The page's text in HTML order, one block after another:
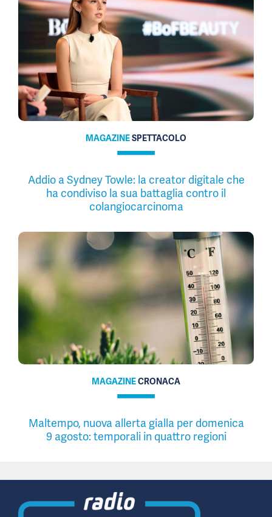
MAGAZINESPETTACOLO
Addio a Sydney Towle: la creator digitale che
ha condiviso la sua battaglia contro il
colangiocarcinoma
MAGAZINECRONACA
Maltempo, nuova allerta gialla per domenica
9 agosto: temporali in quattro regioni